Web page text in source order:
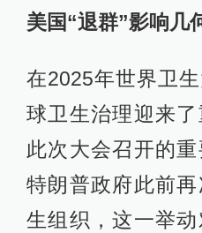
美国“退群”影响几
在2025年世界卫
球卫生治理迎来了
此次大会召开的
特朗普政府此前
生组织，这一举